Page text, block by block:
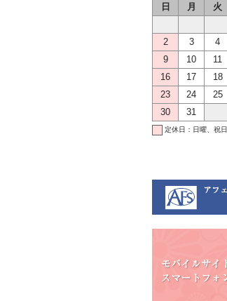
日
月 火
2
3 4
9
10 11
16
17 18
23
24 25
30
31
定休日：日曜、祝日